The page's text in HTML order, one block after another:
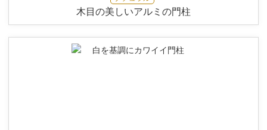
木目の美しいアルミの門柱